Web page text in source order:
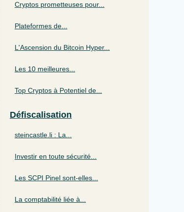
Cryptos prometteuses pour...
Plateformes de...
L'Ascension du Bitcoin Hyper...
Les 10 meilleures...
Top Cryptos à Potentiel de...
Défiscalisation
steincastle.li : La...
Investir en toute sécurité...
Les SCPI Pinel sont-elles...
La comptabilité liée à...